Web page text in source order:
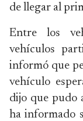
de llegar al
Entre los
vehículos
informó que
vehículo
dijo que pudo
ha informado